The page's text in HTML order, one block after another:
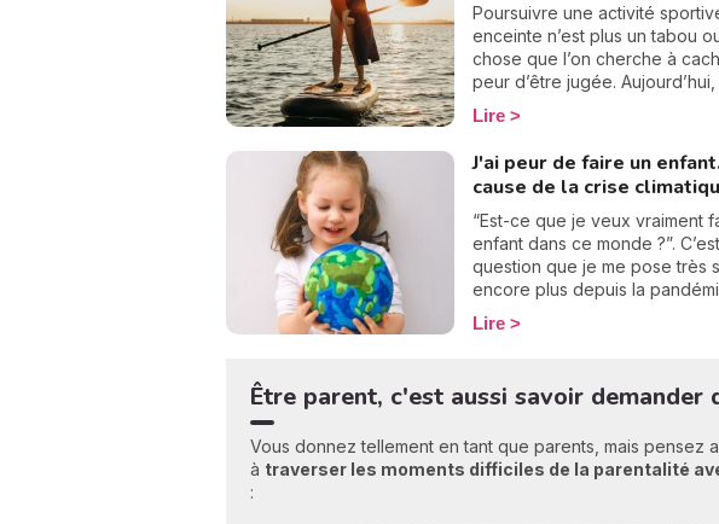
Poursuivre une activité
enceinte n’est plus un tabou
chose que l’on cherche à
peur d’être jugée. Aujourd’hui,
pratique d’une activité
même recommandée pour la
bien-être des futures mamans,
condition bien sûr, d’avoir
contre-indications avec son
Alors quels bénéfices ?
privilégier ? Quels exercices
conseillés pendant la grossesse.
vous explique tout.
Lire
J'ai peur de faire un
cause de la crise
“Est-ce que je veux vraiment
enfant dans ce monde ?”.
question que je me pose très
encore plus depuis la
n’est pas très rose quand on
médias, alors je doute. En plus,
Partagée entre mes doutes,
que j’ai, de faire un enfant à
l’avenir.
Lire
Être parent, c'est aussi savoir demander
Vous donnez tellement en tant que parents, mais pensez
à traverser les moments difficiles de la parentalité
: